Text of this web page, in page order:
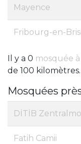
Mayence
Fribourg-en-
Il y a 0 mosquée
de 100 kilomètres.
Mosquées
DİTİB
Fatih Camii